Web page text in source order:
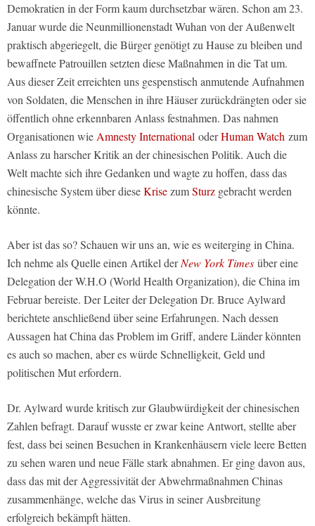
Demokratien in der Form kaum durchsetzbar wären. Schon am 23.
Januar wurde die Neunmillionenstadt Wuhan von der Außenwelt
praktisch abgeriegelt, die Bürger genötigt zu Hause zu bleiben und
bewaffnete Patrouillen setzten diese Maßnahmen in die Tat um.
Aus dieser Zeit erreichten uns gespenstisch anmutende Aufnahmen
von Soldaten, die Menschen in ihre Häuser zurückdrängten oder sie
öffentlich ohne erkennbaren Anlass festnahmen. Das nahmen
Organisationen wieAmnesty International oderHuman Watch zum
Anlass zu harscher Kritik an der chinesischen Politik. Auch die
Welt machte sich ihre Gedanken und wagte zu hoffen, dass das
chinesische System über dieseKrisezumSturz gebracht werden
könnte.
Aber ist das so? Schauen wir uns an, wie es weiterging in China.
Ich nehme als Quelle einen Artikel derNew York Times über eine
Delegation der W.H.O (World Health Organization), die China im
Februar bereiste. Der Leiter der Delegation Dr. Bruce Aylward
berichtete anschließend über seine Erfahrungen. Nach dessen
Aussagen hat China das Problem im Griff, andere Länder könnten
es auch so machen, aber es würde Schnelligkeit, Geld und
politischen Mut erfordern.
Dr. Aylward wurde kritisch zur Glaubwürdigkeit der chinesischen
Zahlen befragt. Darauf wusste er zwar keine Antwort, stellte aber
fest, dass bei seinen Besuchen in Krankenhäusern viele leere Betten
zu sehen waren und neue Fälle stark abnahmen. Er ging davon aus,
dass das mit der Aggressivität der Abwehrmaßnahmen Chinas
zusammenhänge, welche das Virus in seiner Ausbreitung
erfolgreich bekämpft hätten.